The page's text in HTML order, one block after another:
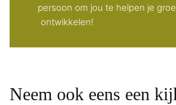
persoon om jou te helpen je
ontwikkelen!
Neem ook eens een